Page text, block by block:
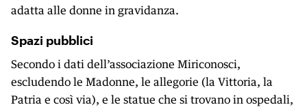
adatta alle donne in gravidanza.
Spazi pubblici
Secondo i dati dell’associazione Miriconosci,
escludendo le Madonne, le allegorie (la Vittoria, la
Patria e così via), e le statue che si trovano in ospedali,